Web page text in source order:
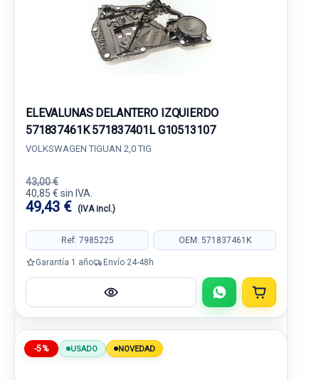
ELEVALUNAS DELANTERO IZQUIERDO
571837461K 571837401L G10513107
VOLKSWAGEN TIGUAN 2,0 TIG
43,00 €
40,85 € sin IVA.
49,43 € (IVA incl.)
Ref: 7985225 OEM: 571837461K
Garantía 1 año Envío 24-48h
-5% USADO NOVEDAD